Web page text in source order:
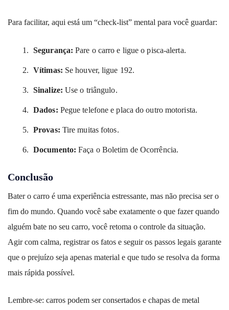
Para facilitar, aqui está um “check-list” mental para você guardar:
Segurança: Pare o carro e ligue o pisca-alerta.
Vítimas: Se houver, ligue 192.
Sinalize: Use o triângulo.
Dados: Pegue telefone e placa do outro motorista.
Provas: Tire muitas fotos.
Documento: Faça o Boletim de Ocorrência.
Conclusão
Bater o carro é uma experiência estressante, mas não precisa ser o
fim do mundo. Quando você sabe exatamente o que fazer quando
alguém bate no seu carro, você retoma o controle da situação.
Agir com calma, registrar os fatos e seguir os passos legais garante
que o prejuízo seja apenas material e que tudo se resolva da forma
mais rápida possível.
Lembre-se: carros podem ser consertados e chapas de metal